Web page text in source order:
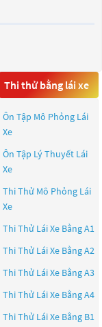
Thi thử bằng lái xe
Ôn Tập Mô Phỏng Lái
Xe
Ôn Tập Lý Thuyết Lái
Xe
Thi Thử Mô Phỏng Lái
Xe
Thi Thử Lái Xe Bằng A1
Thi Thử Lái Xe Bằng A2
Thi Thử Lái Xe Bằng A3
Thi Thử Lái Xe Bằng A4
Thi Thử Lái Xe Bằng B1